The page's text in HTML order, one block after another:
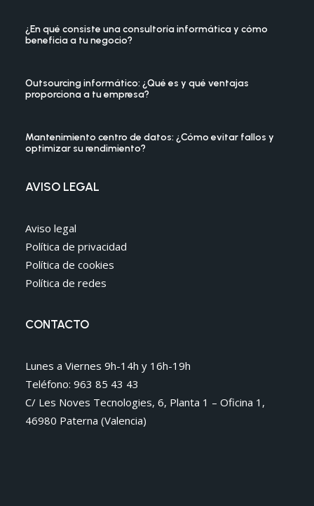
¿En qué consiste una consultoría informática y cómo
beneficia a tu negocio?
Outsourcing informático: ¿Qué es y qué ventajas
proporciona a tu empresa?
Mantenimiento centro de datos: ¿Cómo evitar fallos y
optimizar su rendimiento?
AVISO LEGAL
Aviso legal
Política de privacidad
Política de cookies
Política de redes
CONTACTO
Lunes a Viernes 9h-14h y 16h-19h
Teléfono: 963 85 43 43
C/ Les Noves Tecnologies, 6, Planta 1 – Oficina 1,
46980 Paterna (Valencia)